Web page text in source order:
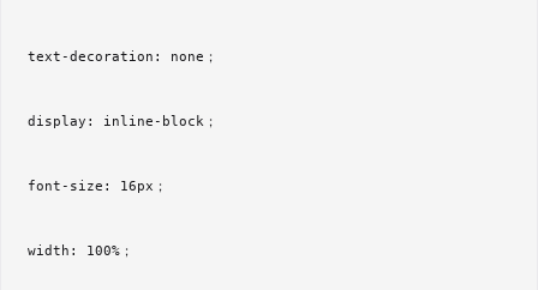
text-decoration: none；
display: inline-block；
font-size: 16px；
width: 100%；